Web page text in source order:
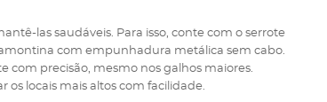
las saudáveis. Para isso, conte com o serrote
com empunhadura metálica sem cabo.
com precisão, mesmo nos galhos maiores.
os locais mais altos com facilidade.